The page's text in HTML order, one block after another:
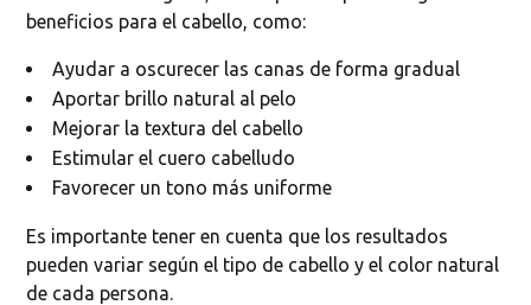
beneficios para el cabello, como:
Ayudar a oscurecer las canas de forma gradual
Aportar brillo natural al pelo
Mejorar la textura del cabello
Estimular el cuero cabelludo
Favorecer un tono más uniforme
Es importante tener en cuenta que los resultados
pueden variar según el tipo de cabello y el color natural
de cada persona.